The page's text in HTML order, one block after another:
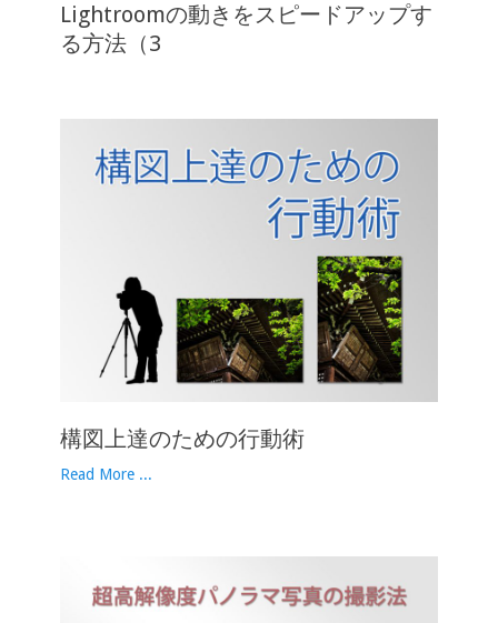
Lightroomの動きをスピードアップす
る方法（3
構図上達のための行動術
Read More ...